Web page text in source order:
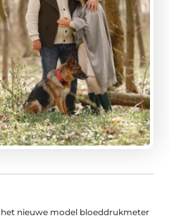
nieuwe model bloeddrukmeter